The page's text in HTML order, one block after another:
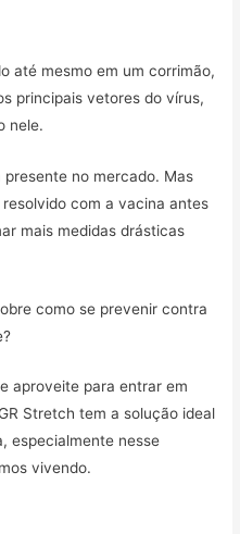
até mesmo em um corrimão,
principais vetores do vírus,
nele.
no mercado. Mas
com a vacina antes
mais medidas drásticas
como se prevenir contra
aproveite para entrar em
Stretch tem a solução ideal
especialmente nesse
vivendo.